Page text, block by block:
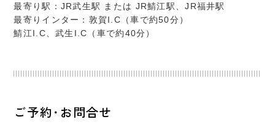
最寄り駅：JR武生駅 または JR鯖江駅、JR福井駅
最寄りインター：敦賀I.C（車で約50分）
鯖江I.C、武生I.C（車で約40分）
ご予約･お問合せ